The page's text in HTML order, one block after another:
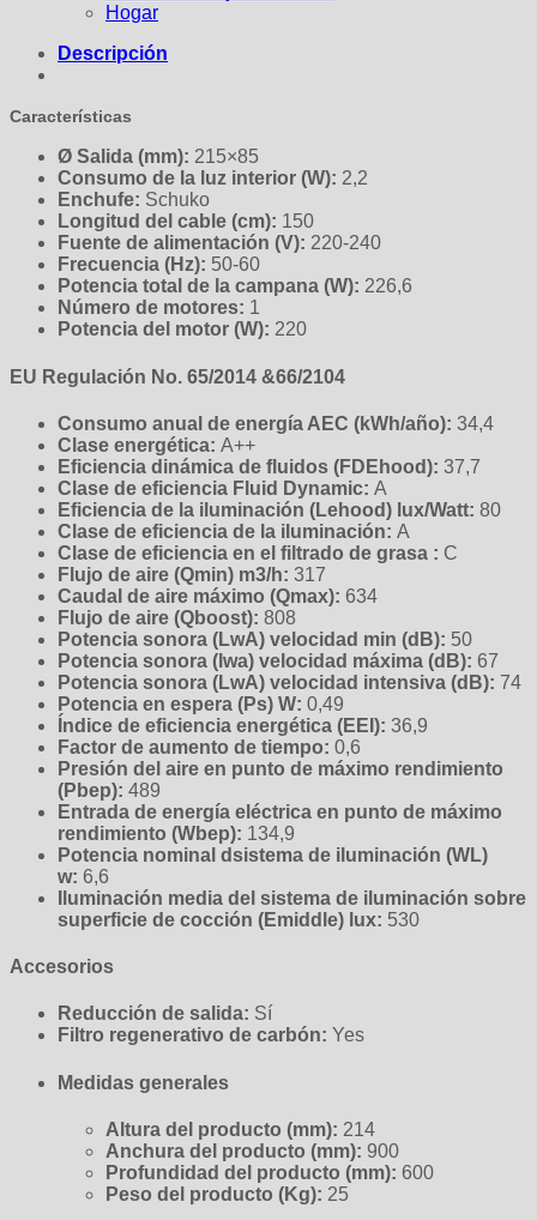
Hogar
Descripción
Características
Ø Salida (mm): 215×85
Consumo de la luz interior (W): 2,2
Enchufe: Schuko
Longitud del cable (cm): 150
Fuente de alimentación (V): 220-240
Frecuencia (Hz): 50-60
Potencia total de la campana (W): 226,6
Número de motores: 1
Potencia del motor (W): 220
EU Regulación No. 65/2014 &66/2104
Consumo anual de energía AEC (kWh/año): 34,4
Clase energética: A++
Eficiencia dinámica de fluidos (FDEhood): 37,7
Clase de eficiencia Fluid Dynamic: A
Eficiencia de la iluminación (Lehood) lux/Watt: 80
Clase de eficiencia de la iluminación: A
Clase de eficiencia en el filtrado de grasa : C
Flujo de aire (Qmin) m3/h: 317
Caudal de aire máximo (Qmax): 634
Flujo de aire (Qboost): 808
Potencia sonora (LwA) velocidad min (dB): 50
Potencia sonora (lwa) velocidad máxima (dB): 67
Potencia sonora (LwA) velocidad intensiva (dB): 74
Potencia en espera (Ps) W: 0,49
Índice de eficiencia energética (EEI): 36,9
Factor de aumento de tiempo: 0,6
Presión del aire en punto de máximo rendimiento
(Pbep): 489
Entrada de energía eléctrica en punto de máximo
rendimiento (Wbep): 134,9
Potencia nominal dsistema de iluminación (WL)
w: 6,6
Iluminación media del sistema de iluminación sobre
superficie de cocción (Emiddle) lux: 530
Accesorios
Reducción de salida: Sí
Filtro regenerativo de carbón: Yes
Medidas generales
Altura del producto (mm): 214
Anchura del producto (mm): 900
Profundidad del producto (mm): 600
Peso del producto (Kg): 25